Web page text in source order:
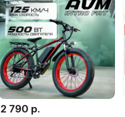
2 790 р.